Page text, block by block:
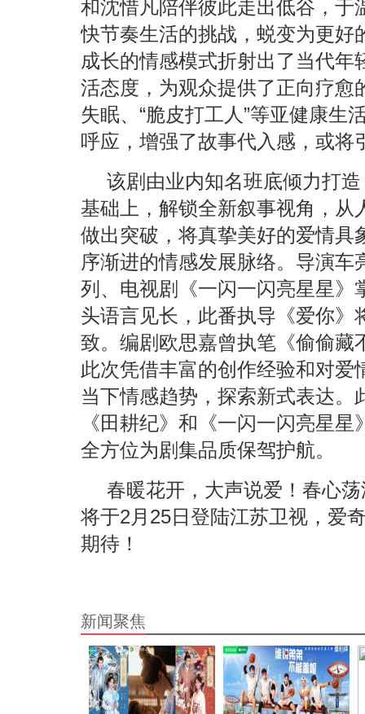
和沈惜凡陪伴彼此走出低谷，于
快节奏生活的挑战，蜕变为更好
成长的情感模式折射出了当代
活态度，为观众提供了正向疗愈
失眠、“脆皮打工人”等亚健康生
呼应，增强了故事代入感，或将
该剧由业内知名班底倾力打
基础上，解锁全新叙事视角，从
做出突破，将真挚美好的爱情具
序渐进的情感发展脉络。导演车
列、电视剧《一闪一闪亮星星》
头语言见长，此番执导《爱你》
致。编剧欧思嘉曾执笔《偷偷藏
此次凭借丰富的创作经验和对
当下情感趋势，探索新式表达。
《田耕纪》和《一闪一闪亮星
全方位为剧集品质保驾护航。
春暖花开，大声说爱！春心
将于2月25日登陆江苏卫视，爱
期待！
新闻聚焦